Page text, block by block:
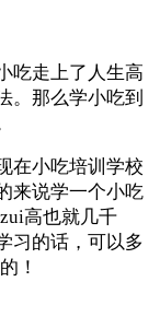
吃走上了人生高
。那么学小吃到
在小吃培训学校
来说学一个小吃
高也就几千
习的话，可以多
！